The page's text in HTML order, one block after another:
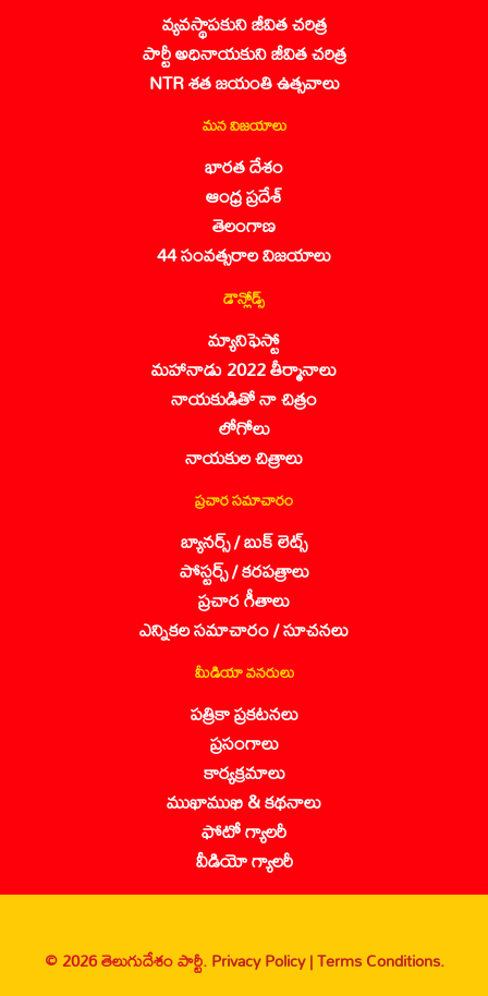
వ్యవస్థాపకుని జీవిత చరిత్ర
పార్టీ అధినాయకుని జీవిత చరిత్ర
NTR శత జయంతి ఉత్సవాలు
మన విజయాలు
భారత దేశం
ఆంధ్ర ప్రదేశ్
తెలంగాణ
44 సంవత్సరాల విజయాలు
డౌన్లోడ్స్
మ్యానిఫెస్టో
మహానాడు 2022 తీర్మానాలు
నాయకుడితో నా చిత్రం
లోగోలు
నాయకుల చిత్రాలు
ప్రచార సమాచారం
బ్యానర్స్ / బుక్ లెట్స్
పోస్టర్స్ / కరపత్రాలు
ప్రచార గీతాలు
ఎన్నికల సమాచారం / సూచనలు
మీడియా వనరులు
పత్రికా ప్రకటనలు
ప్రసంగాలు
కార్యక్రమాలు
ముఖాముఖి & కథనాలు
ఫోటో గ్యాలరీ
వీడియో గ్యాలరీ
© 2026 తెలుగుదేశం పార్టీ.Privacy Policy |Terms Conditions.